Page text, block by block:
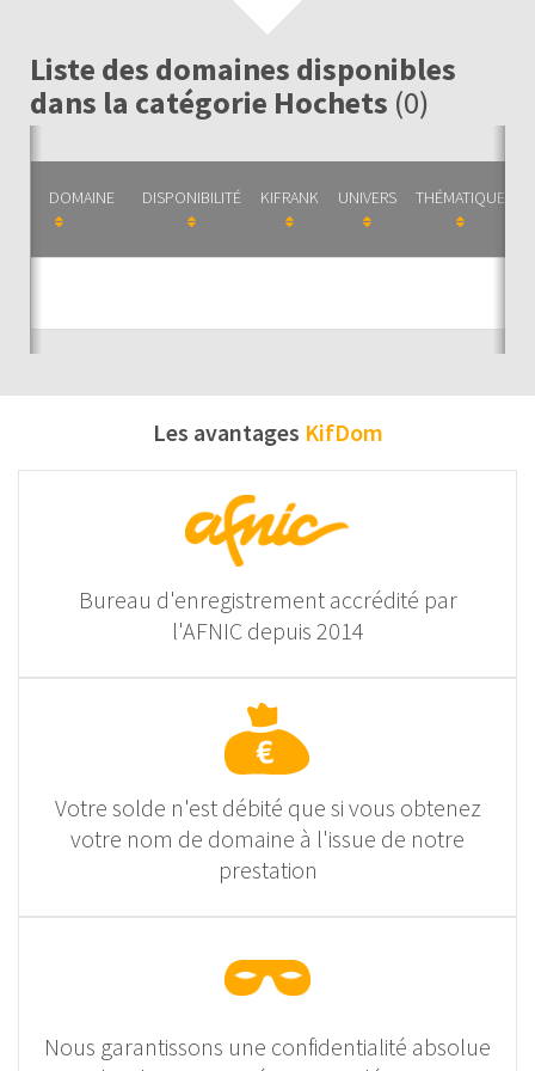
Liste des domaines disponibles
dans la catégorie Hochets (0)
DOMAINE DISPONIBILITÉ KIFRANK UNIVERS THÉMATIQUE
Les avantages KifDom
Bureau d'enregistrement accrédité par
l'AFNIC depuis 2014
Votre solde n'est débité que si vous obtenez
votre nom de domaine à l'issue de notre
prestation
Nous garantissons une confidentialité absolue